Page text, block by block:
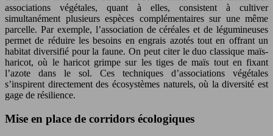
associations végétales, quant à elles, consistent à cultiver
simultanément plusieurs espèces complémentaires sur une même
parcelle. Par exemple, l’association de céréales et de légumineuses
permet de réduire les besoins en engrais azotés tout en offrant un
habitat diversifié pour la faune. On peut citer le duo classique maïs-
haricot, où le haricot grimpe sur les tiges de maïs tout en fixant
l’azote dans le sol. Ces techniques d’associations végétales
s’inspirent directement des écosystèmes naturels, où la diversité est
gage de résilience.
Mise en place de corridors écologiques